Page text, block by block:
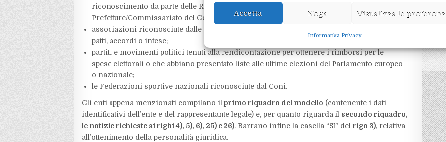
Accetta Nega Visualizza le
Informativa Privacy
riconoscimento da parte delle Regioni/Province autonome o da parte delle
Prefetture/Commissariato del Governo;
associazioni riconosciute dalle confessioni religiose con le quali lo Stato ha stipulato
patti, accordi o intese;
partiti e movimenti politici tenuti alla rendicontazione per ottenere i rimborsi per le
spese elettorali o che abbiano presentato liste alle ultime elezioni del Parlamento europeo
o nazionale;
le Federazioni sportive nazionali riconosciute dal Coni.
Gli enti appena menzionati compilano ilprimo riquadro del modello (contenente i dati
identificativi dell’ente e del rappresentante legale) e, per quanto riguarda il secondo riquadro,
le notizie richieste ai righi 4), 5), 6), 25) e 26). Barrano infine la casella “SI” delrigo 3), relativa
all’ottenimento della personalità giuridica.